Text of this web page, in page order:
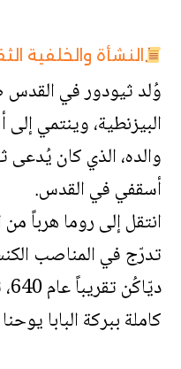
النشأة والخلفية
وُلد ثيودور في القدس
البيزنطية، وينتمي
والده، الذي كان
أسقفي في القدس.
انتقل إلى روما هرباً
تدرّج في المناصب
كاملة ببركة البابا يوحنا